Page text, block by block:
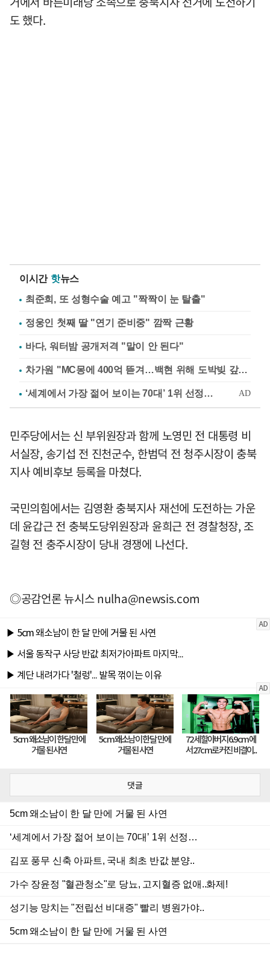
도 했다.
이시간 핫뉴스
최준희, 또 성형수술 예고 "짝짝이 눈 탈출"
정웅인 첫째 딸 "연기 준비중" 깜짝 근황
바다, 워터밤 공개저격 "말이 안 된다"
차가원 "MC몽에 400억 뜯겨…백현 위해 도박빚 갚아줘"
민주당에서는 신 부위원장과 함께 노영민 전 대통령 비
서실장, 송기섭 전 진천군수, 한범덕 전 청주시장이 충북
지사 예비후보 등록을 마쳤다.
국민의힘에서는 김영환 충북지사 재선에 도전하는 가운
데 윤갑근 전 충북도당위원장과 윤희근 전 경찰청장, 조
길형 전 충주시장이 당내 경쟁에 나선다.
◎공감언론 뉴시스nulha@newsis.com
댓글